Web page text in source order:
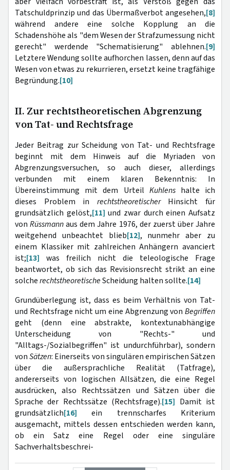
Tatschuldprinzip und das Übermaßverbot angesehen,[8]
während andere eine solche Kopplung an die
Schadenshöhe als "dem Wesen der Strafzumessung nicht
gerecht" werdende "Schematisierung" ablehnen.[9]
Letztere Wendung sollte aufhorchen lassen, denn auf das
Wesen von etwas zu rekurrieren, ersetzt keine tragfähige
Begründung.[10]
II. Zur rechtstheoretischen Abgrenzung
von Tat- und Rechtsfrage
Jeder Beitrag zur Scheidung von Tat- und Rechtsfrage
beginnt mit dem Hinweis auf die Myriaden von
Abgrenzungsversuchen, so auch dieser, allerdings
verbunden mit einem klaren Bekenntnis: In
Übereinstimmung mit dem Urteil Kuhlenshalte ich
dieses Problem in rechtstheoretischerHinsicht für
grundsätzlich gelöst,[11] und zwar durch einen Aufsatz
vonRüssmannaus dem Jahre 1976, der zuerst über Jahre
weitgehend unbeachtet blieb[12], nunmehr aber zu
einem Klassiker mit zahlreichen Anhängern avanciert
ist;[13] was freilich nicht die teleologische Frage
beantwortet, ob sich das Revisionsrecht strikt an eine
solcherechtstheoretischeScheidung halten sollte.[14]
Grundüberlegung ist, dass es beim Verhältnis von Tat-
und Rechtsfrage nicht um eine Abgrenzung von Begriffen
geht (denn eine abstrakte, kontextunabhängige
Unterscheidung von "Rechts-" und
"Alltags-/Sozialbegriffen" ist undurchführbar), sondern
vonSätzen: Einerseits von singulären empirischen Sätzen
über die außersprachliche Realität (Tatfrage),
andererseits von logischen Allsätzen, die eine Regel
ausdrücken, also Rechtssätzen und Sätzen über die
Sprache der Rechtssätze (Rechtsfrage).[15] Damit ist
grundsätzlich[16] ein trennscharfes Kriterium
ausgemacht, mittels dessen entschieden werden kann,
ob ein Satz eine Regel oder eine singuläre
Sachverhaltsbeschrei-